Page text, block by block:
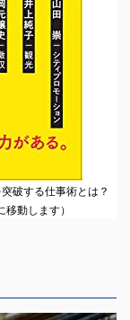
破する仕事術とは？
動します）